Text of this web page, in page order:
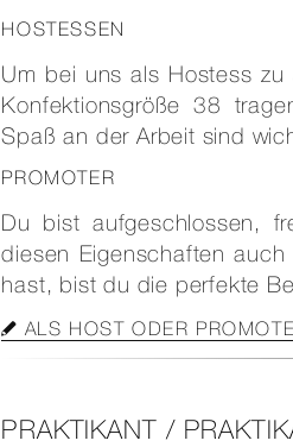
HOSTESSEN
Um bei uns als Hostess
Konfektionsgröße 38
Spaß an der Arbeit sind
PROMOTER
Du bist aufgeschlossen,
diesen Eigenschaften
hast, bist du die perfekte
ALS HOST ODER
PRAKTIKANT /